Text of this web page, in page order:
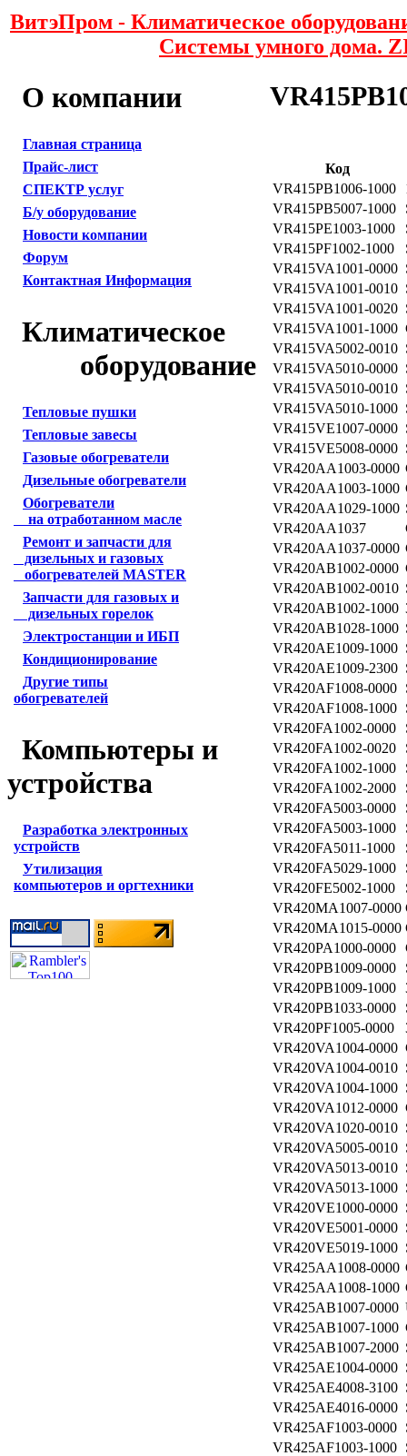
ВитэПром - Климатическое
Системы умного дома.
О компании
Главная страница
Прайс-лист
СПЕКТР услуг
Б/у оборудование
Новости компании
Форум
Контактная Информация
Климатическое
оборудование
Тепловые пушки
Тепловые завесы
Газовые обогреватели
Дизельные обогреватели
Обогреватели
на отработанном масле
Ремонт и запчасти для
дизельных и газовых
обогревателей MASTER
Запчасти для газовых и
дизельных горелок
Электростанции и ИБП
Кондиционирование
Другие типы
обогревателей
Компьютеры и
устройства
Разработка электронных
устройств
Утилизация
компьютеров и оргтехники
Код
VR415PB1006-1000
VR415PB5007-1000
VR415PE1003-1000
VR415PF1002-1000
VR415VA1001-0000
VR415VA1001-0010
VR415VA1001-0020
VR415VA1001-1000
VR415VA5002-0010
VR415VA5010-0000
VR415VA5010-0010
VR415VA5010-1000
VR415VE1007-0000
VR415VE5008-0000
VR420AA1003-0000
VR420AA1003-1000
VR420AA1029-1000
VR420AA1037
VR420AA1037-0000
VR420AB1002-0000
VR420AB1002-0010
VR420AB1002-1000
VR420AB1028-1000
VR420AE1009-1000
VR420AE1009-2300
VR420AF1008-0000
VR420AF1008-1000
VR420FA1002-0000
VR420FA1002-0020
VR420FA1002-1000
VR420FA1002-2000
VR420FA5003-0000
VR420FA5003-1000
VR420FA5011-1000
VR420FA5029-1000
VR420FE5002-1000
VR420MA1007-0000
VR420MA1015-0000
VR420PA1000-0000
VR420PB1009-0000
VR420PB1009-1000
VR420PB1033-0000
VR420PF1005-0000
VR420VA1004-0000
VR420VA1004-0010
VR420VA1004-1000
VR420VA1012-0000
VR420VA1020-0010
VR420VA5005-0010
VR420VA5013-0010
VR420VA5013-1000
VR420VE1000-0000
VR420VE5001-0000
VR420VE5019-1000
VR425AA1008-0000
VR425AA1008-1000
VR425AB1007-0000
VR425AB1007-1000
VR425AB1007-2000
VR425AE1004-0000
VR425AE4008-3100
VR425AE4016-0000
VR425AF1003-0000
VR425AF1003-1000